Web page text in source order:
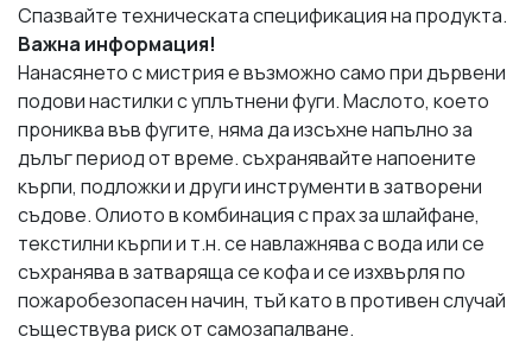
Спазвайте техническата спецификация на продукта.
Важна информация!
Нанасянето с мистрия е възможно само при дървени
подови настилки с уплътнени фуги. Маслото, което
прониква във фугите, няма да изсъхне напълно за
дълъг период от време. съхранявайте напоените
кърпи, подложки и други инструменти в затворени
съдове. Олиото в комбинация с прах за шлайфане,
текстилни кърпи и т.н. се навлажнява с вода или се
съхранява в затваряща се кофа и се изхвърля по
пожаробезопасен начин, тъй като в противен случай
съществува риск от самозапалване.